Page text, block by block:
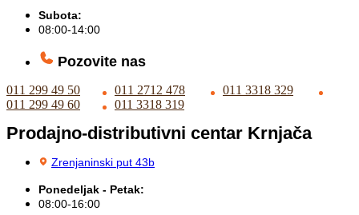
Subota:
08:00-14:00
Pozovite nas
011 299 49 50 011 2712 478
011 3318 329
011 299 49 60
011 3318 319
Prodajno-distributivni centar Krnjača
Zrenjaninski put 43b
Ponedeljak - Petak:
08:00-16:00